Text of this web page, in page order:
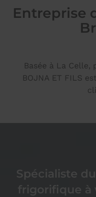
Entreprise
Basée à La
BOJNA ET FILS
Spécialiste
frigorifique à